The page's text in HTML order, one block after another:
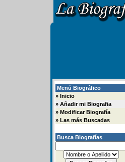
Menú Biográfico
» Inicio
» Añadir mi Biografia
» Modificar Biografía
» Las más Buscadas
Busca Biografías